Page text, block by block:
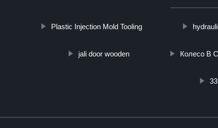
Plastic Injection Mold Tooling
jali door wooden Колесо В